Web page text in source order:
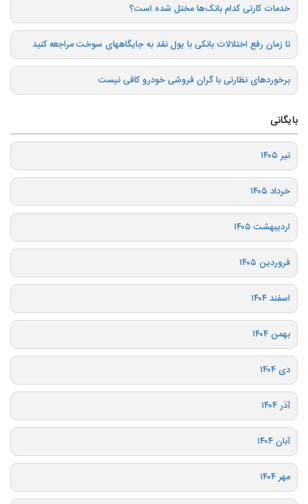
خدمات کارتی کدام بانک‌ها مختل شده است؟
تا زمان رفع اختلالات بانکی با پول نقد به جایگاههای سوخت مراجعه کنید
برخوردهای نظارتی با گران فروشی خودرو کافی نیست
بایگانی
تیر ۱۴۰۵
خرداد ۱۴۰۵
اردیبهشت ۱۴۰۵
فروردین ۱۴۰۵
اسفند ۱۴۰۴
بهمن ۱۴۰۴
دی ۱۴۰۴
آذر ۱۴۰۴
آبان ۱۴۰۴
مهر ۱۴۰۴